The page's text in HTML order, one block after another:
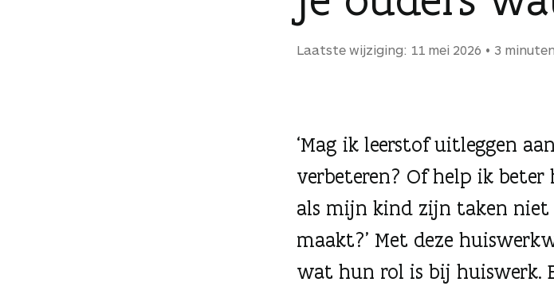
Laatste wijziging: 11 mei 2026 3
‘Mag ik leerstof uitleggen
verbeteren? Of help ik
als mijn kind zijn taken niet
maakt?’ Met deze
wat hun rol is bij huiswerk.